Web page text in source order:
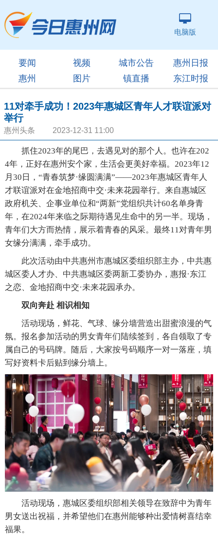
电脑版
要闻 视频 城市公告
惠州日报
惠州
图片 镇直播 东江时报
11对牵手成功！2023年惠城区青年人才联谊派对
举行
惠州头条 2023-12-31 11:00
抓住2023年的尾巴，去遇见对的那个人。也许在202
4年，正好在惠州安个家，生活会更美好幸福。2023年12
月30日，“青春筑梦·缘圆满满”——2023年惠城区青年人
才联谊派对在金地招商中交·未来花园举行。来自惠城区
政府机关、企事业单位和“两新”党组织共计60名单身青
年，在2024年来临之际期待遇见生命中的另一半。现场，
青年们大方而热情，展示着青春的风采。最终11对青年男
女缘分满满，牵手成功。
此次活动由中共惠州市惠城区委组织部主办，中共惠
城区委人才办、中共惠城区委两新工委协办，惠报·东江
之恋、金地招商中交·未来花园承办。
双向奔赴 相识相知
活动现场，鲜花、气球、缘分墙营造出甜蜜浪漫的气
氛。报名参加活动的男女青年们陆续签到，各自领取了专
属自己的号码牌。随后，大家按号码顺序一对一落座，填
写好资料卡后贴到缘分墙上。
活动现场，惠城区委组织部相关领导在致辞中为青年
男女送出祝福，并希望他们在惠州能够种出爱情树喜结幸
福果。